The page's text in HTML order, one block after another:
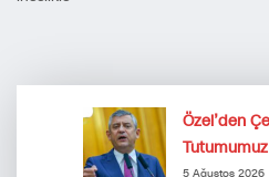
Özel’den
Tutumumuz
5 Ağustos 2026